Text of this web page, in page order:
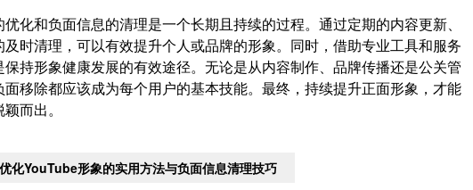
化和负面信息的清理是一个长期且持续的过程。通过定期的内容更新、
时清理，可以有效提升个人或品牌的形象。同时，借助专业工具和服务
持形象健康发展的有效途径。无论是从内容制作、品牌传播还是公关管
移除都应该成为每个用户的基本技能。最终，持续提升正面形象，才能
而出。
优化YouTube形象的实用方法与负面信息清理技巧